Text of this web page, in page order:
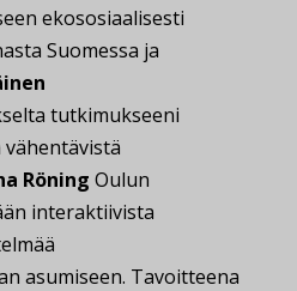
ekososiaalisesti
Suomessa ja
tutkimukseeni
Röning Oulun
interaktiivista
asumiseen. Tavoitteena